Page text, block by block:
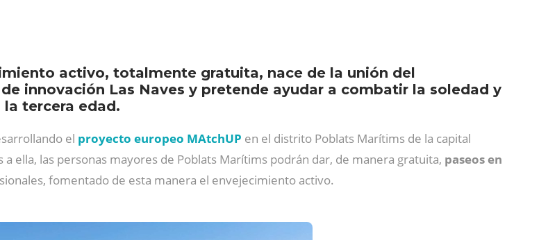
activo, totalmente gratuita, nace de la unión del
innovación Las Naves y pretende ayudar a combatir la soledad y
tercera edad.
el proyecto europeo MAtchUP en el distrito Poblats Marítims de la capital
a ella, las personas mayores de Poblats Marítims podrán dar, de manera gratuita, paseos en
fomentado de esta manera el envejecimiento activo.